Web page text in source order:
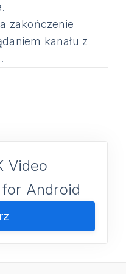
zakończenie
kanału z
Video
Android